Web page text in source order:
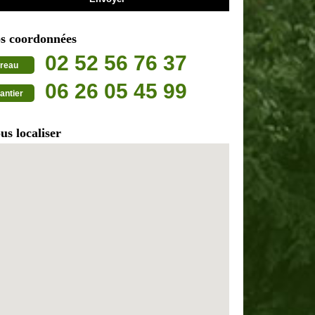
coordonnées
02 52 56 76 37
06 26 05 45 99
localiser